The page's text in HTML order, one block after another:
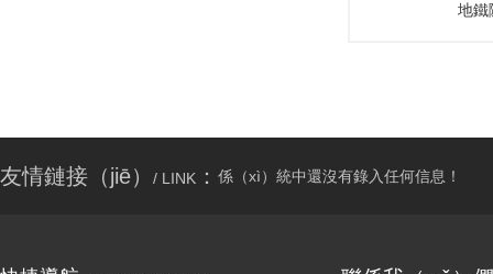
地鐵
友情鏈接（jiē） / LINK ： 係（xì）統中還沒有錄入任何信息！